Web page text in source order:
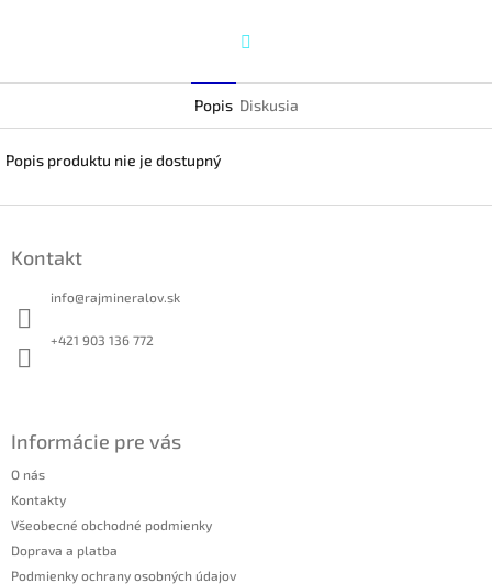
Popis Diskusia
Popis produktu nie je dostupný
Kontakt
info@rajmineralov.sk
+421 903 136 772
Informácie pre vás
O nás
Kontakty
Všeobecné obchodné podmienky
Doprava a platba
Podmienky ochrany osobných údajov